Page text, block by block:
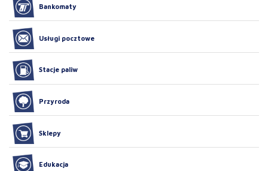
Bankomaty
Usługi pocztowe
Stacje paliw
Przyroda
Sklepy
Edukacja